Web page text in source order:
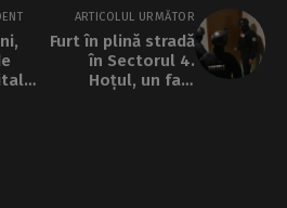
ARTICOLUL URMĂTOR
Furt în plină stradă
în Sectorul 4.
Hoțul, un fals